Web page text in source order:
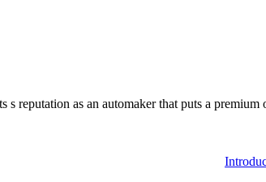
reputation as an automaker that puts a